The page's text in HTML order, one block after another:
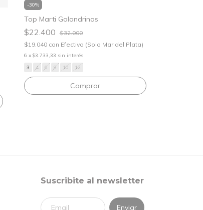
-30%
Top Marti Golondrinas
$22.400 $32.000
$19.040 con Efectivo (Solo Mar del Plata)
6 x $3.733,33 sin interés
3
4 6 8 10 12
Comprar
Suscribite al newsletter